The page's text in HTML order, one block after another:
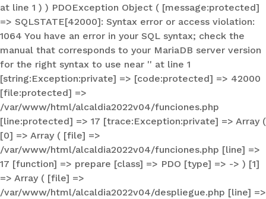
at line 1 ) ) PDOException Object ( [message:protected]
=> SQLSTATE[42000]: Syntax error or access violation:
1064 You have an error in your SQL syntax; check the
manual that corresponds to your MariaDB server version
for the right syntax to use near '' at line 1
[string:Exception:private] => [code:protected] => 42000
[file:protected] =>
/var/www/html/alcaldia2022v04/funciones.php
[line:protected] => 17 [trace:Exception:private] => Array (
[0] => Array ( [file] =>
/var/www/html/alcaldia2022v04/funciones.php [line] =>
17 [function] => prepare [class] => PDO [type] => -> ) [1]
=> Array ( [file] =>
/var/www/html/alcaldia2022v04/despliegue.php [line] =>